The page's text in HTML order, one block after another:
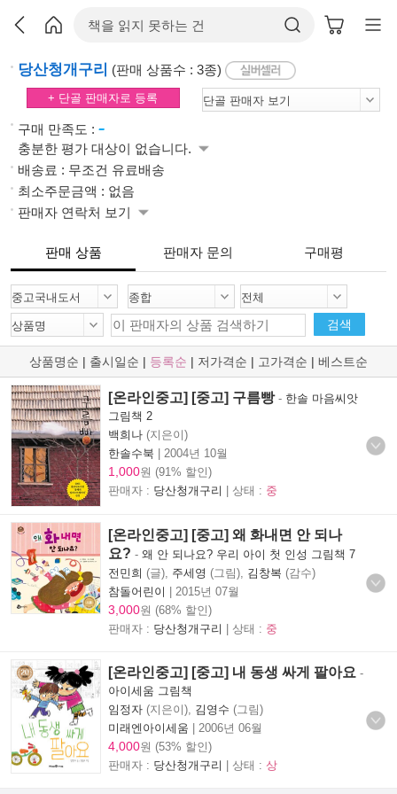
당산청개구리 (판매 상품수 : 3종)
+ 단골 판매자로 등록
구매 만족도 : -
충분한 평가 대상이 없습니다.
배송료 : 무조건 유료배송
최소주문금액 : 없음
판매자 연락처 보기
판매 상품 판매자 문의 구매평
검색
상품명순 | 출시일순 | 등록순 | 저가격순 | 고가격순 | 베스트순
[온라인중고] [중고] 구름빵- 한솔 마음씨앗
그림책 2
백희나 (지은이)
한솔수북 | 2004년 10월
1,000원 (91% 할인)
판매자 : 당산청개구리 | 상태 : 중
[온라인중고] [중고] 왜 화내면 안 되나
요? - 왜 안 되나요? 우리 아이 첫 인성 그림책 7
전민희 (글), 주세영 (그림), 김창복 (감수)
참돌어린이 | 2015년 07월
3,000원 (68% 할인)
판매자 : 당산청개구리 | 상태 : 중
[온라인중고] [중고] 내 동생 싸게 팔아요 -
아이세움 그림책
임정자 (지은이), 김영수 (그림)
미래엔아이세움 | 2006년 06월
4,000원 (53% 할인)
판매자 : 당산청개구리 | 상태 : 상